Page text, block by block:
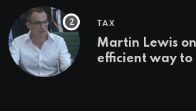
TAX
Martin Lewis
efficient way to